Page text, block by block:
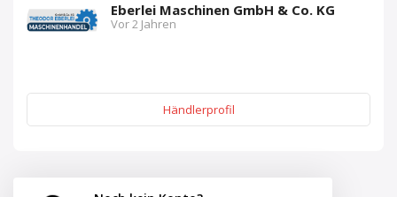
Eberlei Maschinen GmbH & Co. KG
Vor 2 Jahren
Händlerprofil